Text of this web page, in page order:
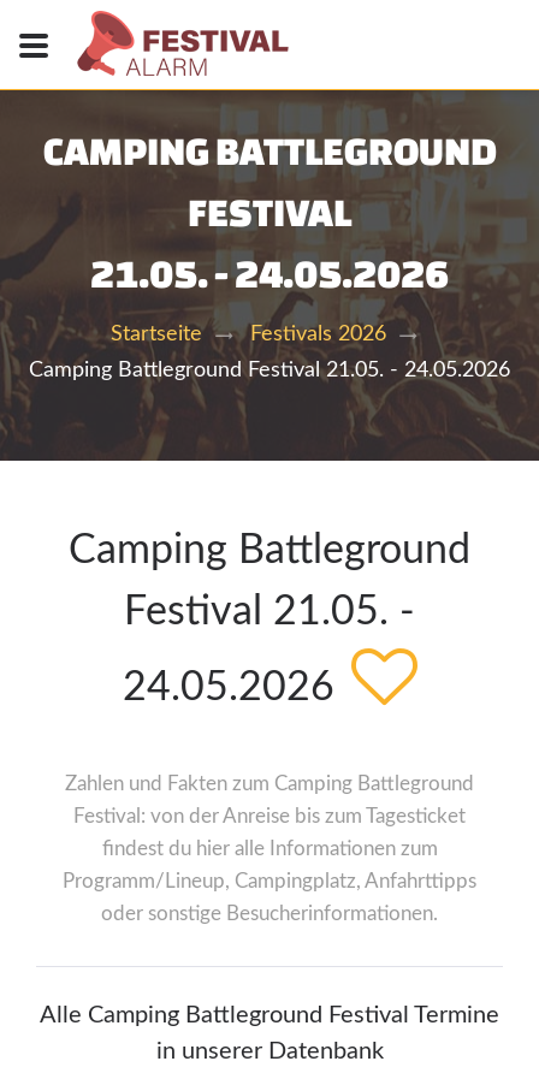
CAMPING BATTLEGROUND
FESTIVAL
21.05. - 24.05.2026
Startseite
Festivals 2026
Camping Battleground Festival 21.05. - 24.05.2026
Camping Battleground
Festival 21.05. -
24.05.2026
Zahlen und Fakten zum Camping Battleground
Festival: von der Anreise bis zum Tagesticket
findest du hier alle Informationen zum
Programm/Lineup, Campingplatz, Anfahrttipps
oder sonstige Besucherinformationen.
Alle Camping Battleground Festival Termine
in unserer Datenbank